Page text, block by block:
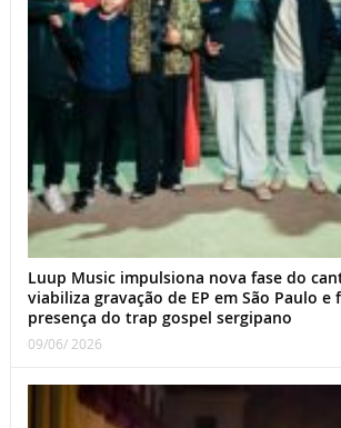
Luup Music impulsiona nova fase do
viabiliza gravação de EP em São Paulo e
presença do trap gospel sergipano
09/06/ 2026